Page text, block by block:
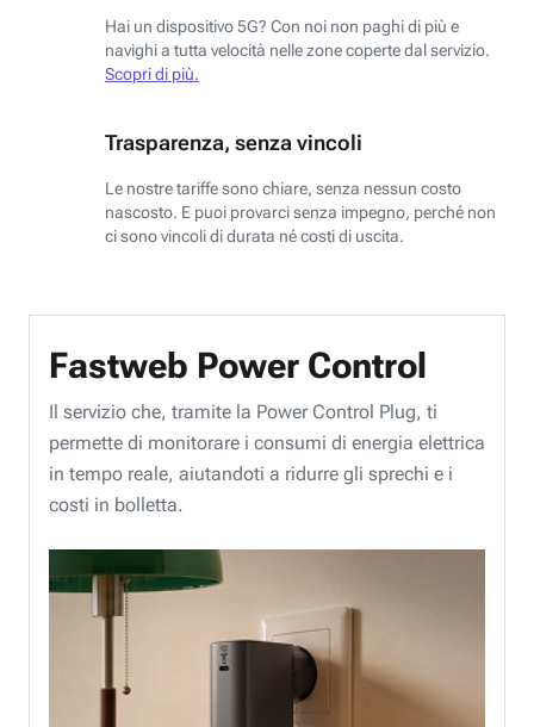
Hai un dispositivo 5G? Con noi non paghi di più e
navighi a tutta velocità nelle zone coperte dal servizio.
Scopri di più.
Trasparenza, senza vincoli
Le nostre tariffe sono chiare, senza nessun costo
nascosto. E puoi provarci senza impegno, perché non
ci sono vincoli di durata né costi di uscita.
Fastweb Power Control
Il servizio che, tramite la Power Control Plug, ti
permette di monitorare i consumi di energia elettrica
in tempo reale, aiutandoti a ridurre gli sprechi e i
costi in bolletta.